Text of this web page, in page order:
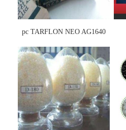
pc TARFLON NEO AG1640